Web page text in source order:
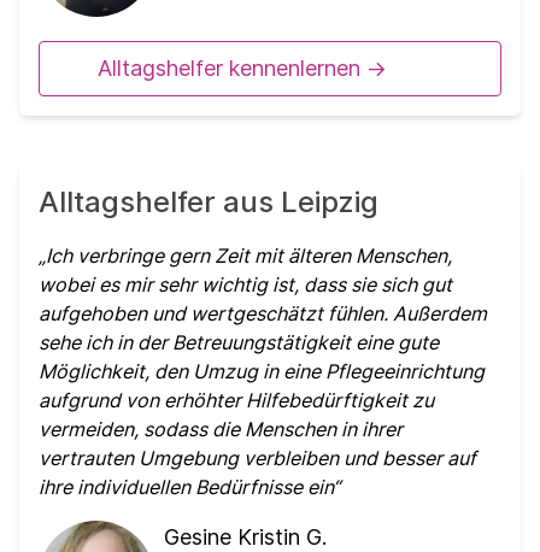
Alltagshelfer kennenlernen ->
Alltagshelfer aus Leipzig
Ich verbringe gern Zeit mit älteren Menschen,
wobei es mir sehr wichtig ist, dass sie sich gut
aufgehoben und wertgeschätzt fühlen. Außerdem
sehe ich in der Betreuungstätigkeit eine gute
Möglichkeit, den Umzug in eine Pflegeeinrichtung
aufgrund von erhöhter Hilfebedürftigkeit zu
vermeiden, sodass die Menschen in ihrer
vertrauten Umgebung verbleiben und besser auf
ihre individuellen Bedürfnisse ein
Gesine Kristin G.